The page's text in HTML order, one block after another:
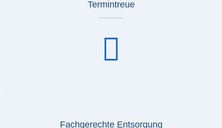
Termintreue
Fachgerechte Entsorgung